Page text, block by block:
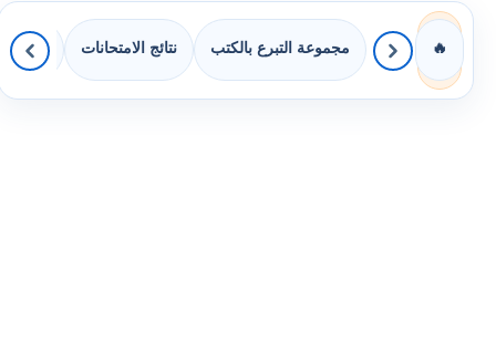
🔥 مجموعة التبرع بالكتب نتائج الامتحانات